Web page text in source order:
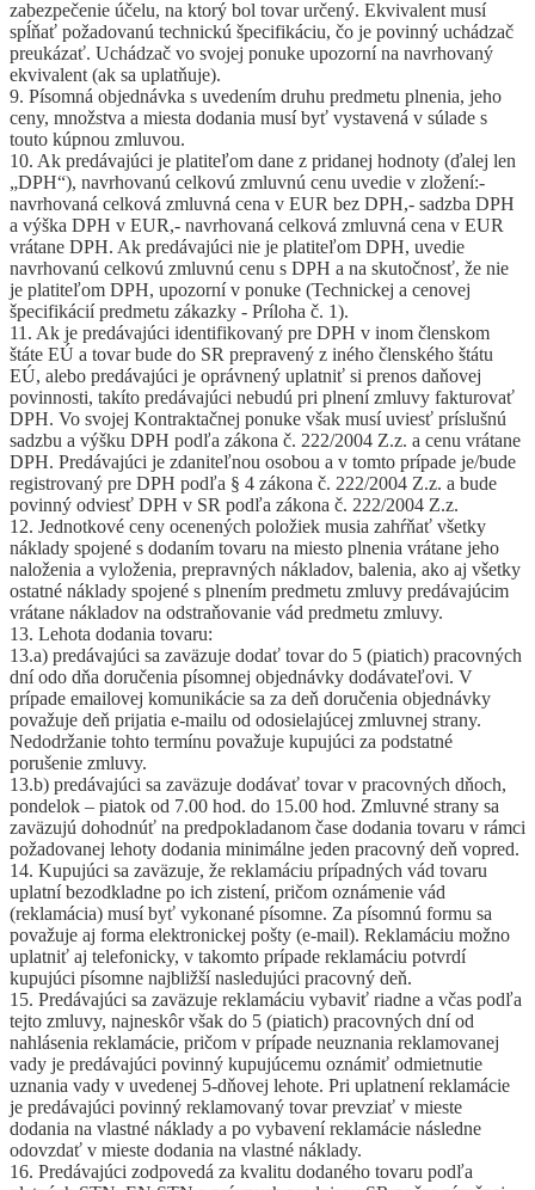
zabezpečenie účelu, na ktorý bol tovar určený. Ekvivalent musí
spĺňať požadovanú technickú špecifikáciu, čo je povinný uchádzač
preukázať. Uchádzač vo svojej ponuke upozorní na navrhovaný
ekvivalent (ak sa uplatňuje).
9. Písomná objednávka s uvedením druhu predmetu plnenia, jeho
ceny, množstva a miesta dodania musí byť vystavená v súlade s
touto kúpnou zmluvou.
10. Ak predávajúci je platiteľom dane z pridanej hodnoty (ďalej len
„DPH“), navrhovanú celkovú zmluvnú cenu uvedie v zložení:-
navrhovaná celková zmluvná cena v EUR bez DPH,- sadzba DPH
a výška DPH v EUR,- navrhovaná celková zmluvná cena v EUR
vrátane DPH. Ak predávajúci nie je platiteľom DPH, uvedie
navrhovanú celkovú zmluvnú cenu s DPH a na skutočnosť, že nie
je platiteľom DPH, upozorní v ponuke (Technickej a cenovej
špecifikácií predmetu zákazky - Príloha č. 1).
11. Ak je predávajúci identifikovaný pre DPH v inom členskom
štáte EÚ a tovar bude do SR prepravený z iného členského štátu
EÚ, alebo predávajúci je oprávnený uplatniť si prenos daňovej
povinnosti, takíto predávajúci nebudú pri plnení zmluvy fakturovať
DPH. Vo svojej Kontraktačnej ponuke však musí uviesť príslušnú
sadzbu a výšku DPH podľa zákona č. 222/2004 Z.z. a cenu vrátane
DPH. Predávajúci je zdaniteľnou osobou a v tomto prípade je/bude
registrovaný pre DPH podľa § 4 zákona č. 222/2004 Z.z. a bude
povinný odviesť DPH v SR podľa zákona č. 222/2004 Z.z.
12. Jednotkové ceny ocenených položiek musia zahŕňať všetky
náklady spojené s dodaním tovaru na miesto plnenia vrátane jeho
naloženia a vyloženia, prepravných nákladov, balenia, ako aj všetky
ostatné náklady spojené s plnením predmetu zmluvy predávajúcim
vrátane nákladov na odstraňovanie vád predmetu zmluvy.
13. Lehota dodania tovaru:
13.a) predávajúci sa zaväzuje dodať tovar do 5 (piatich) pracovných
dní odo dňa doručenia písomnej objednávky dodávateľovi. V
prípade emailovej komunikácie sa za deň doručenia objednávky
považuje deň prijatia e-mailu od odosielajúcej zmluvnej strany.
Nedodržanie tohto termínu považuje kupujúci za podstatné
porušenie zmluvy.
13.b) predávajúci sa zaväzuje dodávať tovar v pracovných dňoch,
pondelok – piatok od 7.00 hod. do 15.00 hod. Zmluvné strany sa
zaväzujú dohodnúť na predpokladanom čase dodania tovaru v rámci
požadovanej lehoty dodania minimálne jeden pracovný deň vopred.
14. Kupujúci sa zaväzuje, že reklamáciu prípadných vád tovaru
uplatní bezodkladne po ich zistení, pričom oznámenie vád
(reklamácia) musí byť vykonané písomne. Za písomnú formu sa
považuje aj forma elektronickej pošty (e-mail). Reklamáciu možno
uplatniť aj telefonicky, v takomto prípade reklamáciu potvrdí
kupujúci písomne najbližší nasledujúci pracovný deň.
15. Predávajúci sa zaväzuje reklamáciu vybaviť riadne a včas podľa
tejto zmluvy, najneskôr však do 5 (piatich) pracovných dní od
nahlásenia reklamácie, pričom v prípade neuznania reklamovanej
vady je predávajúci povinný kupujúcemu oznámiť odmietnutie
uznania vady v uvedenej 5-dňovej lehote. Pri uplatnení reklamácie
je predávajúci povinný reklamovaný tovar prevziať v mieste
dodania na vlastné náklady a po vybavení reklamácie následne
odovzdať v mieste dodania na vlastné náklady.
16. Predávajúci zodpovedá za kvalitu dodaného tovaru podľa